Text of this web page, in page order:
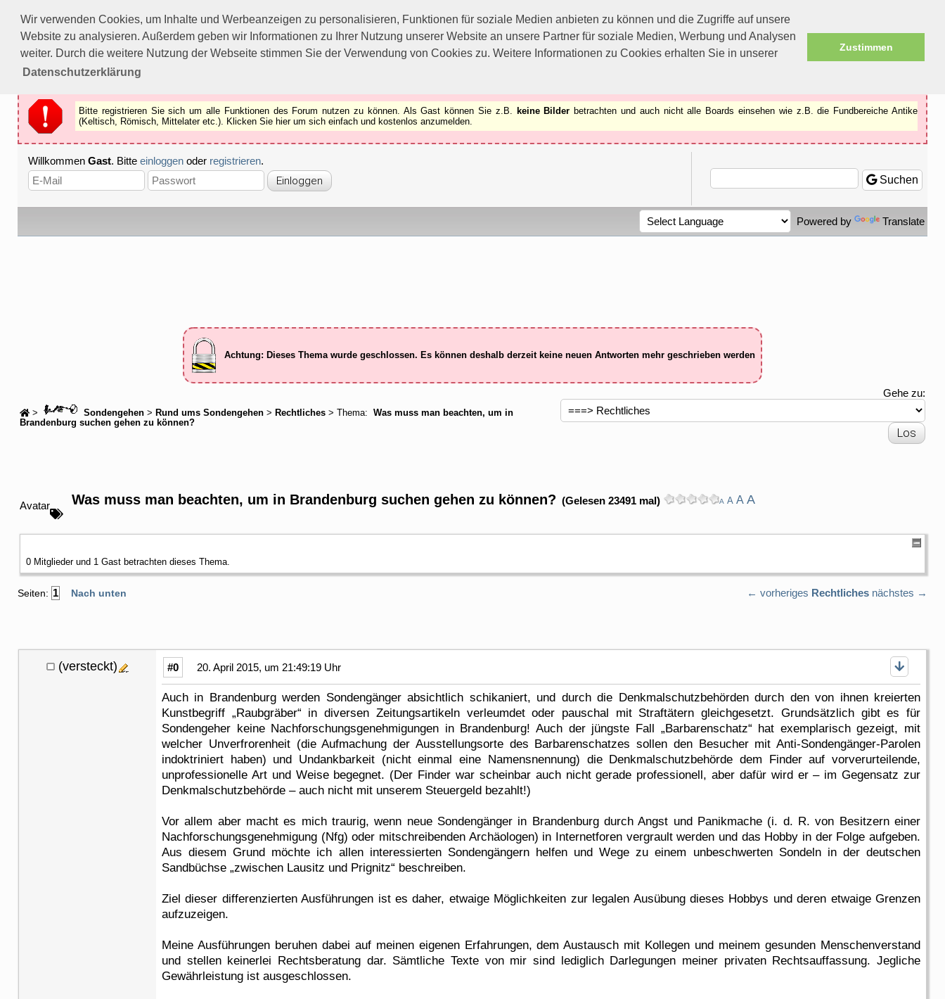
Wir verwenden Cookies, um Inhalte und Werbeanzeigen zu personalisieren, Funktionen für soziale Medien anbieten zu können und die Zugriffe auf unsere
Website zu analysieren. Außerdem geben wir Informationen zu Ihrer Nutzung unserer Website an unsere Partner für soziale Medien, Werbung und Analysen
weiter. Durch die weitere Nutzung der Webseite stimmen Sie der Verwendung von Cookies zu. Weitere Informationen zu Cookies erhalten Sie in unserer
Datenschutzerklärung
Zustimmen
Bitte registrieren Sie sich um alle Funktionen des Forums nutzen zu können.
Als Gast können Sie z.B.keine Bilderbetrachten.
Registrieren
Schliessen
Bitte registrieren Sie sich um alle Funktionen des Forum nutzen zu können. Als Gast können Sie z.B. keine Bilder betrachten und auch nicht alle Boards einsehen wie z.B. die Fundbereiche Antike
(Keltisch, Römisch, Mittelater etc.). Klicken Sie hier um sich einfach und kostenlos anzumelden.
Willkommen Gast. Bitte einloggen oder registrieren.
Suchen
Powered by Translate
Achtung: Dieses Thema wurde geschlossen. Es können deshalb derzeit keine neuen Antworten mehr geschrieben werden
> Sondengehen > Rund ums Sondengehen > Rechtliches > Thema:
Was muss man beachten, um in
Brandenburg suchen gehen zu können?
Gehe zu:
Avatar Was muss man beachten, um in Brandenburg suchen gehen zu können? (Gelesen 23491 mal) A A A A
0 Mitglieder und 1 Gast betrachten dieses Thema.
Seiten: 1 Nach unten ← vorheriges Rechtliches nächstes →
(versteckt) #0 20. April 2015, um 21:49:19 Uhr
Auch in Brandenburg werden Sondengänger absichtlich schikaniert, und durch die Denkmalschutzbehörden durch den von ihnen kreierten
Kunstbegriff „Raubgräber“ in diversen Zeitungsartikeln verleumdet oder pauschal mit Straftätern gleichgesetzt. Grundsätzlich gibt es für
Sondengeher keine Nachforschungsgenehmigungen in Brandenburg! Auch der jüngste Fall „Barbarenschatz“ hat exemplarisch gezeigt, mit
welcher Unverfrorenheit (die Aufmachung der Ausstellungsorte des Barbarenschatzes sollen den Besucher mit Anti-Sondengänger-Parolen
indoktriniert haben) und Undankbarkeit (nicht einmal eine Namensnennung) die Denkmalschutzbehörde dem Finder auf vorverurteilende,
unprofessionelle Art und Weise begegnet. (Der Finder war scheinbar auch nicht gerade professionell, aber dafür wird er – im Gegensatz zur
Denkmalschutzbehörde – auch nicht mit unserem Steuergeld bezahlt!)
Vor allem aber macht es mich traurig, wenn neue Sondengänger in Brandenburg durch Angst und Panikmache (i. d. R. von Besitzern einer
Nachforschungsgenehmigung (Nfg) oder mitschreibenden Archäologen) in Internetforen vergrault werden und das Hobby in der Folge aufgeben.
Aus diesem Grund möchte ich allen interessierten Sondengängern helfen und Wege zu einem unbeschwerten Sondeln in der deutschen
Sandbüchse „zwischen Lausitz und Prignitz“ beschreiben.
Ziel dieser differenzierten Ausführungen ist es daher, etwaige Möglichkeiten zur legalen Ausübung dieses Hobbys und deren etwaige Grenzen
aufzuzeigen.
Meine Ausführungen beruhen dabei auf meinen eigenen Erfahrungen, dem Austausch mit Kollegen und meinem gesunden Menschenverstand
und stellen keinerlei Rechtsberatung dar. Sämtliche Texte von mir sind lediglich Darlegungen meiner privaten Rechtsauffassung. Jegliche
Gewährleistung ist ausgeschlossen.